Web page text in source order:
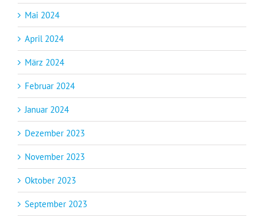
Mai 2024
April 2024
März 2024
Februar 2024
Januar 2024
Dezember 2023
November 2023
Oktober 2023
September 2023